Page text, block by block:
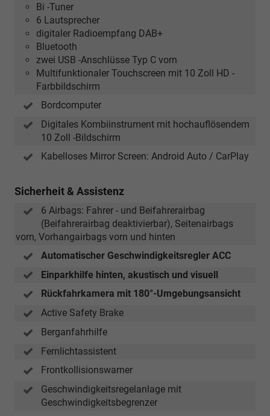
Bi -Tuner
6 Lautsprecher
digitaler Radioempfang DAB+
Bluetooth
zwei USB -Anschlüsse Typ C vorn
Multifunktionaler Touchscreen mit 10 Zoll HD -
Farbbildschirm
Bordcomputer
Digitales Kombiinstrument mit hochauflösendem
10 Zoll -Bildschirm
Kabelloses Mirror Screen: Android Auto / CarPlay
Sicherheit & Assistenz
6 Airbags: Fahrer - und Beifahrerairbag
(Beifahrerairbag deaktivierbar), Seitenairbags
vorn, Vorhangairbags vorn und hinten
Automatischer Geschwindigkeitsregler ACC
Einparkhilfe hinten, akustisch und visuell
Rückfahrkamera mit 180°-Umgebungsansicht
Active Safety Brake
Berganfahrhilfe
Fernlichtassistent
Frontkollisionswarner
Geschwindigkeitsregelanlage mit
Geschwindigkeitsbegrenzer